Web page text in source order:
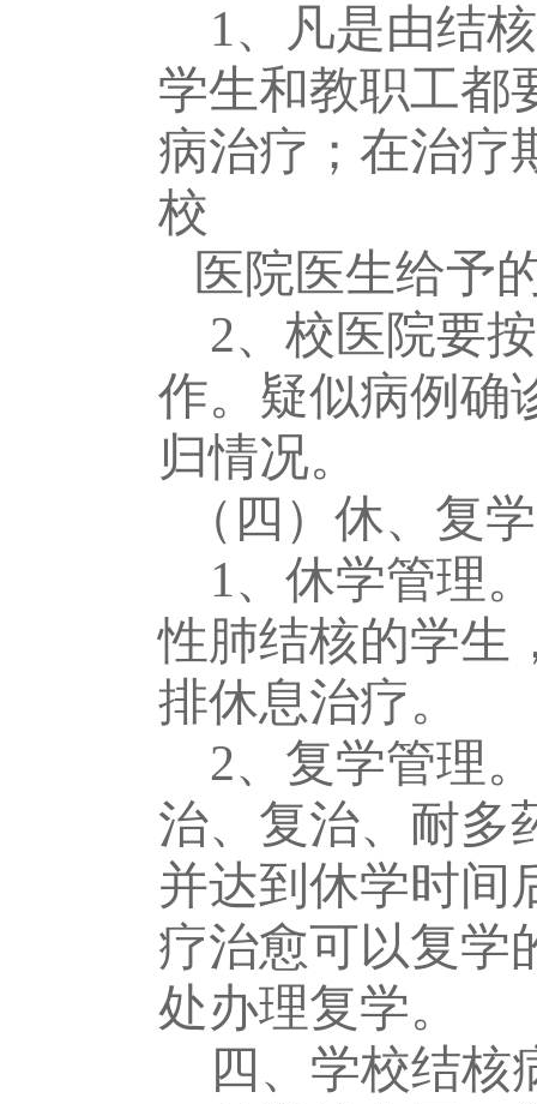
1、凡是由结
学生和教职工都
病治疗；在治疗
校
医院医生给予
2、校医院要
作。疑似病例确
归情况。
（ 四 ）休、复
1、 休学管理
性肺结核的学生
排休息治疗。
2、 复学管理
治、复治、耐多
并达到休学时间
疗治愈可以复学
处办理复学。
四、学校结核